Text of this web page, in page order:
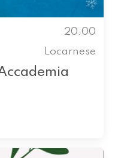
20.00
Locarnese